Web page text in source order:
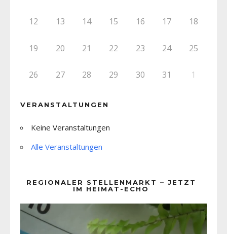
12 13 14 15 16 17 18
19 20 21 22 23 24 25
26 27 28 29 30 31 1
VERANSTALTUNGEN
Keine Veranstaltungen
Alle Veranstaltungen
REGIONALER STELLENMARKT – JETZT
IM HEIMAT-ECHO
Player